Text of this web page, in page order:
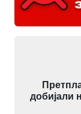
добијали